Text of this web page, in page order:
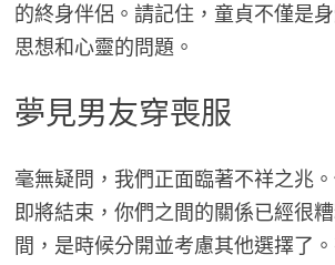
的終身伴侶。請記住，童貞不僅是
思想和心靈的問題。
夢見男友穿喪服
毫無疑問，我們正面臨著不祥之兆
即將結束，你們之間的關係已經很
間，是時候分開並考慮其他選擇了